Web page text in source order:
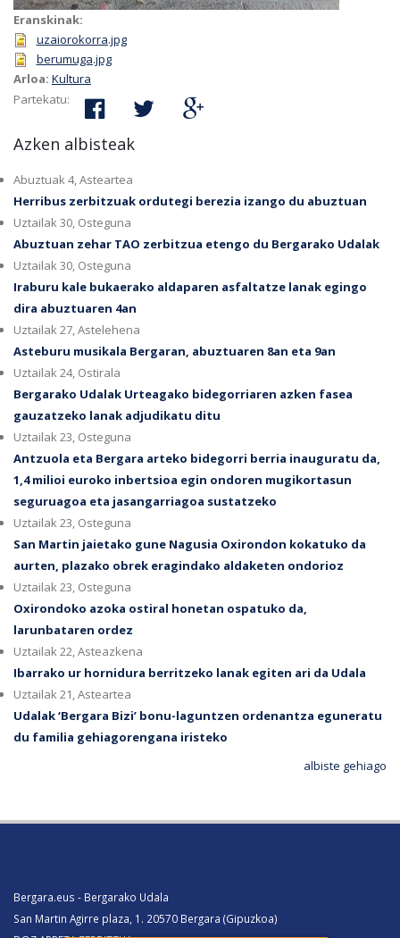
Eranskinak:
uzaiorokorra.jpg
berumuga.jpg
Arloa: Kultura
Partekatu:
Azken albisteak
Abuztuak 4, Asteartea
Herribus zerbitzuak ordutegi berezia izango du abuztuan
Uztailak 30, Osteguna
Abuztuan zehar TAO zerbitzua etengo du Bergarako Udalak
Uztailak 30, Osteguna
Iraburu kale bukaerako aldaparen asfaltatze lanak egingo
dira abuztuaren 4an
Uztailak 27, Astelehena
Asteburu musikala Bergaran, abuztuaren 8an eta 9an
Uztailak 24, Ostirala
Bergarako Udalak Urteagako bidegorriaren azken fasea
gauzatzeko lanak adjudikatu ditu
Uztailak 23, Osteguna
Antzuola eta Bergara arteko bidegorri berria inauguratu da,
1,4 milioi euroko inbertsioa egin ondoren mugikortasun
seguruagoa eta jasangarriagoa sustatzeko
Uztailak 23, Osteguna
San Martin jaietako gune Nagusia Oxirondon kokatuko da
aurten, plazako obrek eragindako aldaketen ondorioz
Uztailak 23, Osteguna
Oxirondoko azoka ostiral honetan ospatuko da,
larunbataren ordez
Uztailak 22, Asteazkena
Ibarrako ur hornidura berritzeko lanak egiten ari da Udala
Uztailak 21, Asteartea
Udalak ‘Bergara Bizi’ bonu-laguntzen ordenantza eguneratu
du familia gehiagorengana iristeko
albiste gehiago
Bergara.eus - Bergarako Udala
San Martin Agirre plaza, 1. 20570 Bergara (Gipuzkoa)